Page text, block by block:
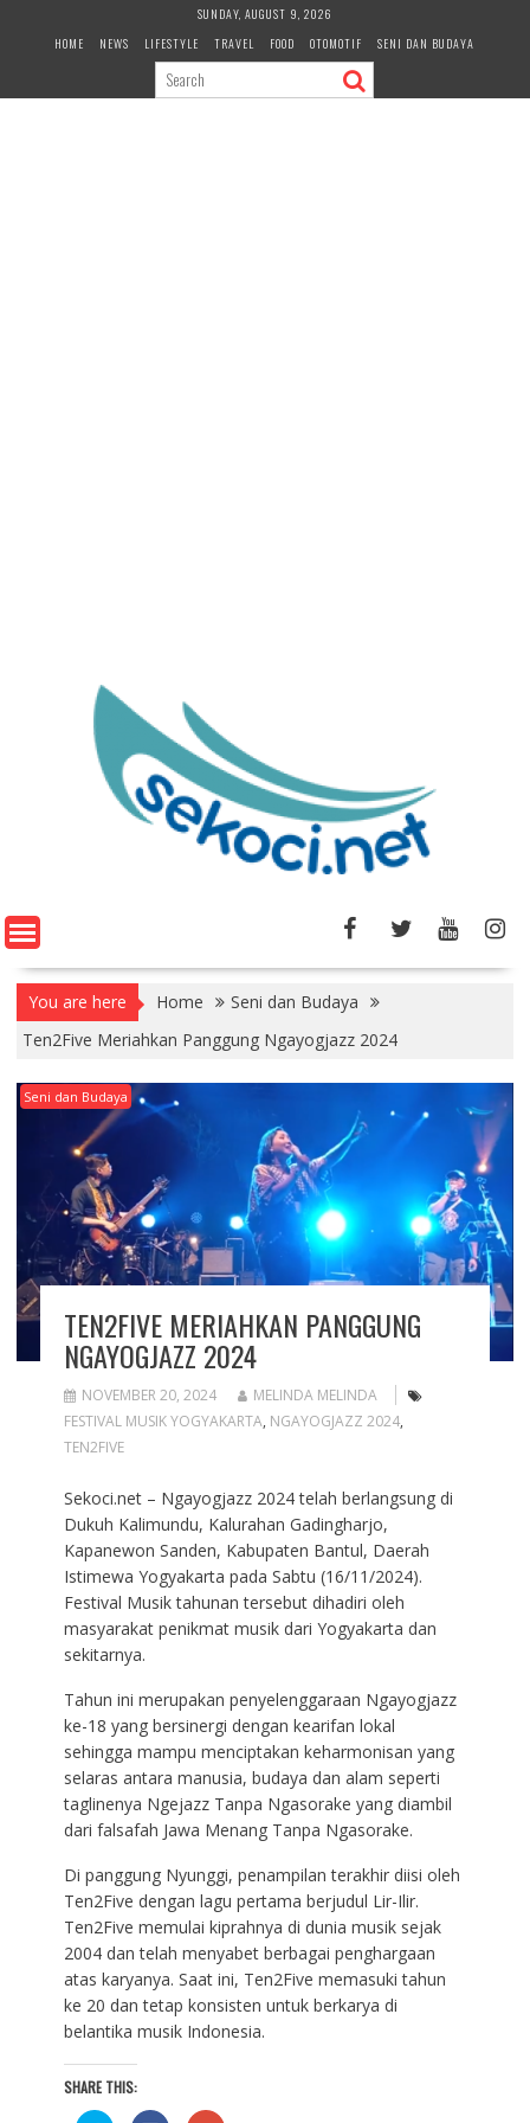
SUNDAY, AUGUST 9, 2026
HOME
NEWS LIFESTYLE TRAVEL FOOD OTOMOTIF SENI DAN BUDAYA
You are here Home
Seni dan Budaya
Ten2Five Meriahkan Panggung Ngayogjazz 2024
Seni dan Budaya
TEN2FIVE MERIAHKAN PANGGUNG
NGAYOGJAZZ 2024
NOVEMBER 20, 2024
MELINDA MELINDA
FESTIVAL MUSIK YOGYAKARTA, NGAYOGJAZZ 2024,
TEN2FIVE
Sekoci.net – Ngayogjazz 2024 telah berlangsung di
Dukuh Kalimundu, Kalurahan Gadingharjo,
Kapanewon Sanden, Kabupaten Bantul, Daerah
Istimewa Yogyakarta pada Sabtu (16/11/2024).
Festival Musik tahunan tersebut dihadiri oleh
masyarakat penikmat musik dari Yogyakarta dan
sekitarnya.
Tahun ini merupakan penyelenggaraan Ngayogjazz
ke-18 yang bersinergi dengan kearifan lokal
sehingga mampu menciptakan keharmonisan yang
selaras antara manusia, budaya dan alam seperti
taglinenya Ngejazz Tanpa Ngasorake yang diambil
dari falsafah Jawa Menang Tanpa Ngasorake.
Di panggung Nyunggi, penampilan terakhir diisi oleh
Ten2Five dengan lagu pertama berjudul Lir-Ilir.
Ten2Five memulai kiprahnya di dunia musik sejak
2004 dan telah menyabet berbagai penghargaan
atas karyanya. Saat ini, Ten2Five memasuki tahun
ke 20 dan tetap konsisten untuk berkarya di
belantika musik Indonesia.
SHARE THIS: